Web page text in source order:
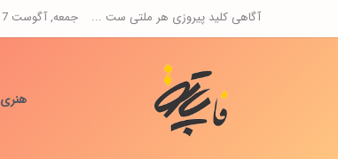
آگاهی کلید پیروزی هر ملتی ست ... جمعه, آگوست 7 2026
هنری